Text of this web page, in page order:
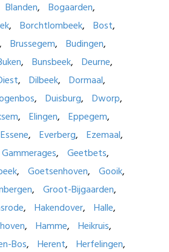
Blanden
Bogaarden
Borchtlombeek
Bost
Brussegem
Budingen
Bunsbeek
Deurne
Dilbeek
Dormaal
Duisburg
Dworp
Elingen
Eppegem
Essene Everberg
Ezemaal
Gammerages
Geetbets
Goetsenhoven
Gooik
Groot-Bijgaarden
Hakendover
Halle
Hamme
Heikruis
Bos Herent
Herfelingen